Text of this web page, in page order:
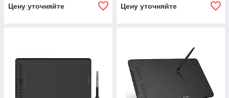
Цену уточняйте Цену уточняйте